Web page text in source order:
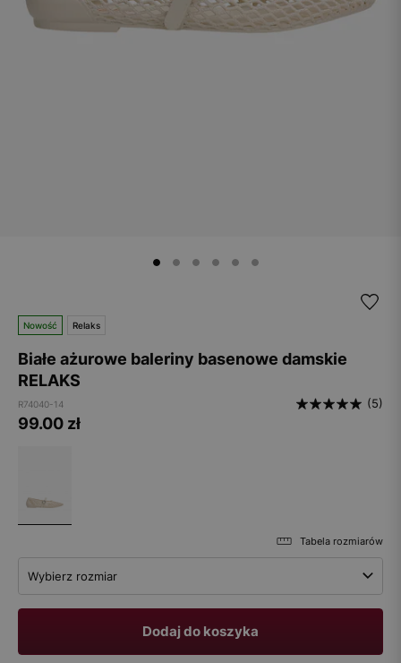
Nowość Relaks
Białe ażurowe baleriny basenowe damskie
RELAKS
R74040-14 (5)
99.00 zł
Tabela rozmiarów
Wybierz rozmiar
Dodaj do koszyka